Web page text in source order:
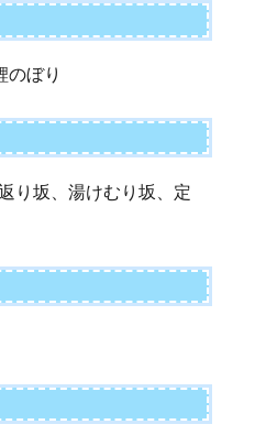
のぼり
り坂、湯けむり坂、定